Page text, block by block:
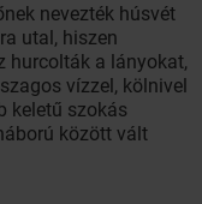
nevezték húsvét
utal, hiszen
hurcolták a lányokat,
vízzel, kölnivel
keletű szokás
között vált